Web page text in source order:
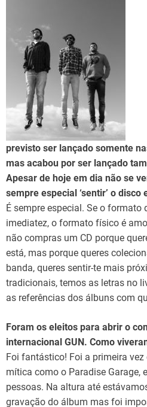
previsto ser lançado somente
mas acabou por ser lançado
Apesar de hoje em dia não se
sempre especial ‘sentir’ o disco
É sempre especial. Se o formato
imediatez, o formato físico é
não compras um CD porque
está, mas porque queres
banda, queres sentir-te mais
tradicionais, temos as letras no
as referências dos álbuns com
Foram os eleitos para abrir o
internacional GUN. Como
Foi fantástico! Foi a primeira
mítica como o Paradise Garage,
pessoas. Na altura até
gravação do álbum mas foi